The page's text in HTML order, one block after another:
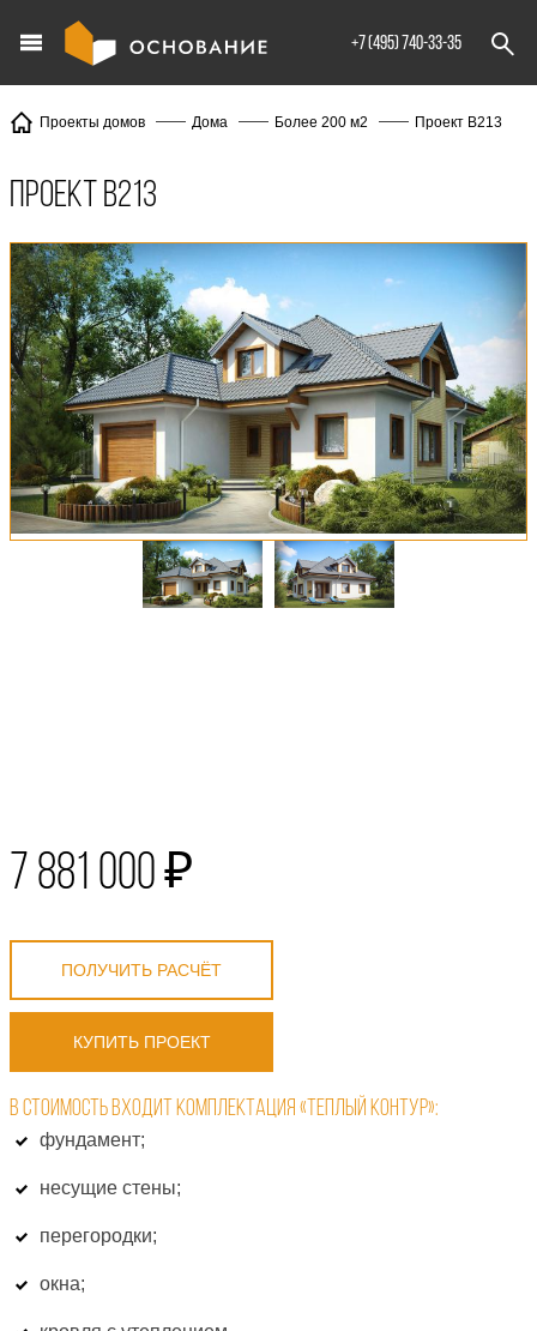
+7 (495) 740-33-35
Проекты домов Дома Более 200 м2 Проект В213
Проект В213
7 881 000 ₽
ПОЛУЧИТЬ РАСЧЁТ
КУПИТЬ ПРОЕКТ
В СТОИМОСТЬ ВХОДИТ КОМПЛЕКТАЦИЯ «ТЕПЛЫЙ КОНТУР»:
фундамент;
несущие стены;
перегородки;
окна;